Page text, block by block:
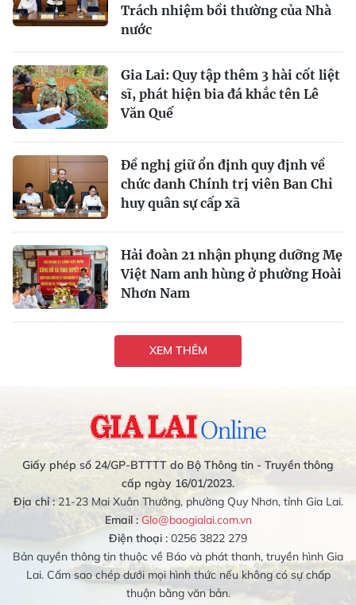
Trách nhiệm bồi thường của Nhà
nước
Gia Lai: Quy tập thêm 3 hài cốt liệt
sĩ, phát hiện bia đá khắc tên Lê
Văn Quế
Đề nghị giữ ổn định quy định về
chức danh Chính trị viên Ban Chỉ
huy quân sự cấp xã
Hải đoàn 21 nhận phụng dưỡng Mẹ
Việt Nam anh hùng ở phường Hoài
Nhơn Nam
XEM THÊM
Giấy phép số 24/GP-BTTTT do Bộ Thông tin - Truyền thông
cấp ngày 16/01/2023.
Địa chỉ :21-23 Mai Xuân Thưởng, phường Quy Nhơn, tỉnh Gia Lai.
Email : Glo@baogialai.com.vn
Điện thoại : 0256 3822 279
Bản quyền thông tin thuộc về Báo và phát thanh, truyền hình Gia
Lai. Cấm sao chép dưới mọi hình thức nếu không có sự chấp
thuận bằng văn bản.